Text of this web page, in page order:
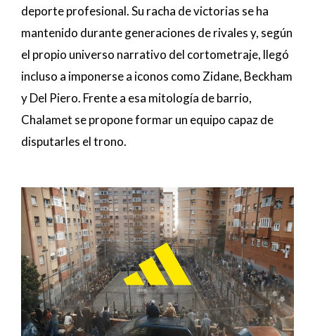
deporte profesional. Su racha de victorias se ha
mantenido durante generaciones de rivales y, según
el propio universo narrativo del cortometraje, llegó
incluso a imponerse a iconos como Zidane, Beckham
y Del Piero. Frente a esa mitología de barrio,
Chalamet se propone formar un equipo capaz de
disputarles el trono.